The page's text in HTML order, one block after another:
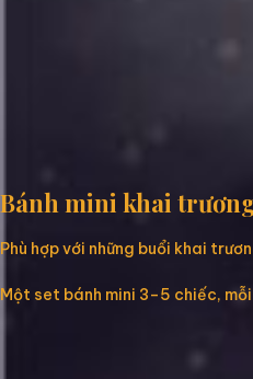
Bánh mini khai
Phù hợp với những buổi khai
Một set bánh mini 3–5 chiếc,